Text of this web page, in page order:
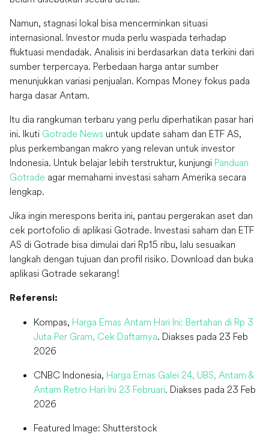
Namun, stagnasi lokal bisa mencerminkan situasi
internasional. Investor muda perlu waspada terhadap
fluktuasi mendadak. Analisis ini berdasarkan data terkini dari
sumber terpercaya. Perbedaan harga antar sumber
menunjukkan variasi penjualan. Kompas Money fokus pada
harga dasar Antam.
Itu dia rangkuman terbaru yang perlu diperhatikan pasar hari
ini. Ikuti Gotrade News untuk update saham dan ETF AS,
plus perkembangan makro yang relevan untuk investor
Indonesia. Untuk belajar lebih terstruktur, kunjungi Panduan
Gotrade agar memahami investasi saham Amerika secara
lengkap.
Jika ingin merespons berita ini, pantau pergerakan aset dan
cek portofolio di aplikasi Gotrade. Investasi saham dan ETF
AS di Gotrade bisa dimulai dari Rp15 ribu, lalu sesuaikan
langkah dengan tujuan dan profil risiko. Download dan buka
aplikasi Gotrade sekarang!
Referensi:
Kompas, Harga Emas Antam Hari Ini: Bertahan di Rp 3
Juta Per Gram, Cek Daftarnya. Diakses pada 23 Feb
2026
CNBC Indonesia, Harga Emas Galei 24, UBS, Antam &
Antam Retro Hari Ini 23 Februari. Diakses pada 23 Feb
2026
Featured Image: Shutterstock